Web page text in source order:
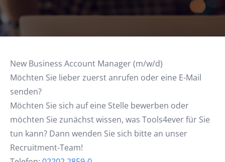
New Business Account Manager (m/w/d)
Möchten Sie lieber zuerst anrufen oder eine E-Mail
senden?
Möchten Sie sich auf eine Stelle bewerben oder
möchten Sie zunächst wissen, was Tools4ever für Sie
tun kann? Dann wenden Sie sich bitte an unser
Recruitment-Team!